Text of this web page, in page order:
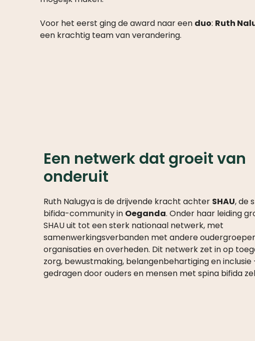
Voor het eerst ging de award naar een duo: Ruth
een krachtig team van verandering.
Een netwerk dat groeit van
onderuit
Ruth Nalugya is de drijvende kracht achter SHAU, de
bifida-community in Oeganda. Onder haar leiding
SHAU uit tot een sterk nationaal netwerk, met
samenwerkingsverbanden met andere
organisaties en overheden. Dit netwerk zet in op
zorg, bewustmaking, belangenbehartiging en inclusie
gedragen door ouders en mensen met spina bifida